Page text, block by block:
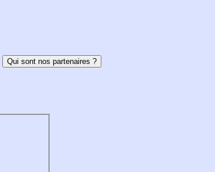
Qui sont nos partenaires ?